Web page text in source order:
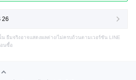
26
ธีมจริงอาจแสดงผลต่าง/ไม่ครบถ้วนตามเวอร์ชัน LINE
นซื้อ